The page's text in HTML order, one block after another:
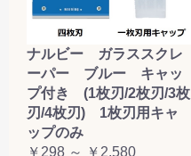
ナルビー ガラススクレ
ーパー ブルー キャッ
プ付き (1枚刃/2枚刃/3枚
刃/4枚刃) 1枚刃用キャ
ップのみ
￥298 ～ ￥2,580